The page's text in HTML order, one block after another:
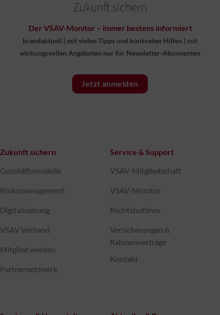
Der VSAV-Monitor – immer bestens informiert
brandaktuell | mit vielen Tipps und konkreten Hilfen | mit
wirkungsvollen Angeboten nur für Newsletter-Abonnenten
Jetzt anmelden
Zukunft sichern
Geschäftsmodelle
Risikomanagement
Digitalisierung
VSAV Verband
Mitglied werden
Partnernetzwerk
Service & Support
VSAV-Mitgliedschaft
VSAV-Monitor
Rechtshotlines
Versicherungen &
Rahmenverträge
Kontakt